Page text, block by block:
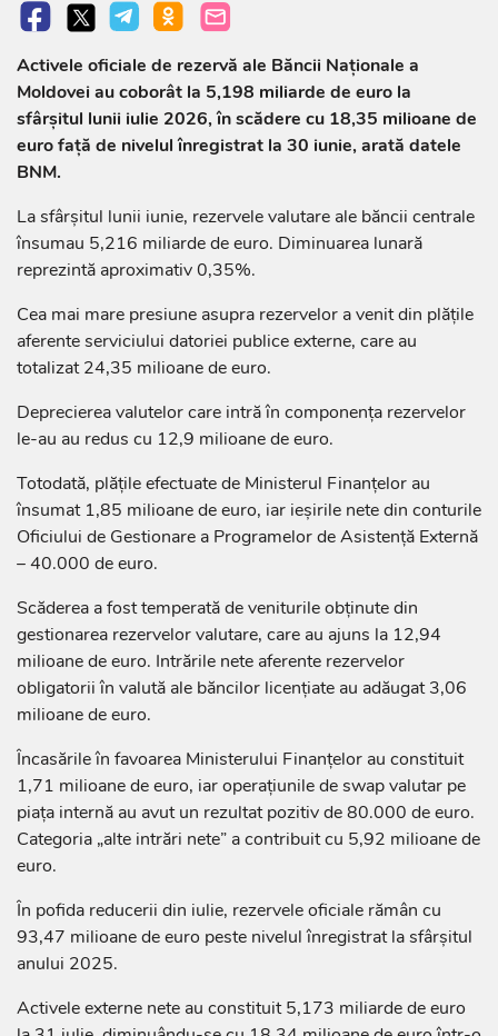
Activele oficiale de rezervă ale Băncii Naționale a
Moldovei au coborât la 5,198 miliarde de euro la
sfârșitul lunii iulie 2026, în scădere cu 18,35 milioane de
euro față de nivelul înregistrat la 30 iunie, arată datele
BNM.
La sfârșitul lunii iunie, rezervele valutare ale băncii centrale
însumau 5,216 miliarde de euro. Diminuarea lunară
reprezintă aproximativ 0,35%.
Cea mai mare presiune asupra rezervelor a venit din plățile
aferente serviciului datoriei publice externe, care au
totalizat 24,35 milioane de euro.
Deprecierea valutelor care intră în componența rezervelor
le-au au redus cu 12,9 milioane de euro.
Totodată, plățile efectuate de Ministerul Finanțelor au
însumat 1,85 milioane de euro, iar ieșirile nete din conturile
Oficiului de Gestionare a Programelor de Asistență Externă
– 40.000 de euro.
Scăderea a fost temperată de veniturile obținute din
gestionarea rezervelor valutare, care au ajuns la 12,94
milioane de euro. Intrările nete aferente rezervelor
obligatorii în valută ale băncilor licențiate au adăugat 3,06
milioane de euro.
Încasările în favoarea Ministerului Finanțelor au constituit
1,71 milioane de euro, iar operațiunile de swap valutar pe
piața internă au avut un rezultat pozitiv de 80.000 de euro.
Categoria „alte intrări nete” a contribuit cu 5,92 milioane de
euro.
În pofida reducerii din iulie, rezervele oficiale rămân cu
93,47 milioane de euro peste nivelul înregistrat la sfârșitul
anului 2025.
Activele externe nete au constituit 5,173 miliarde de euro